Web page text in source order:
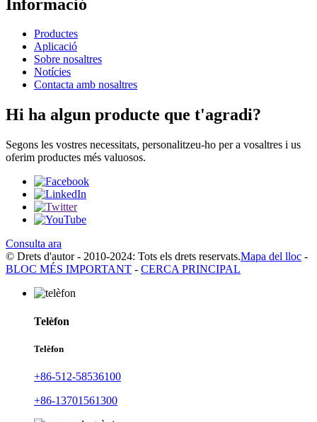
Informació
Productes
Aplicació
Sobre nosaltres
Notícies
Contacta amb nosaltres
Hi ha algun producte que t'agradi?
Segons les vostres necessitats, personalitzeu-ho per a vosaltres i us
oferim productes més valuosos.
Consulta ara
© Drets d'autor - 2010-2024: Tots els drets reservats.Mapa del lloc -
BLOC MÉS IMPORTANT - CERCA PRINCIPAL
Telèfon
Telèfon
+86-512-58536100
+86-13701561300